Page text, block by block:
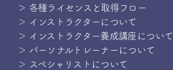
＞ 各種ライセンスと取得フロー
＞ インストラクターについて
＞ インストラクター養成講座について
＞ パーソナルトレーナーについて
＞ スペシャリストについて